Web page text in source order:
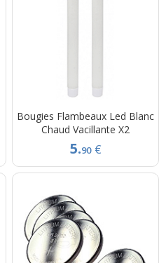
Bougies Flambeaux Led Blanc
Chaud Vacillante X2
5.90 €